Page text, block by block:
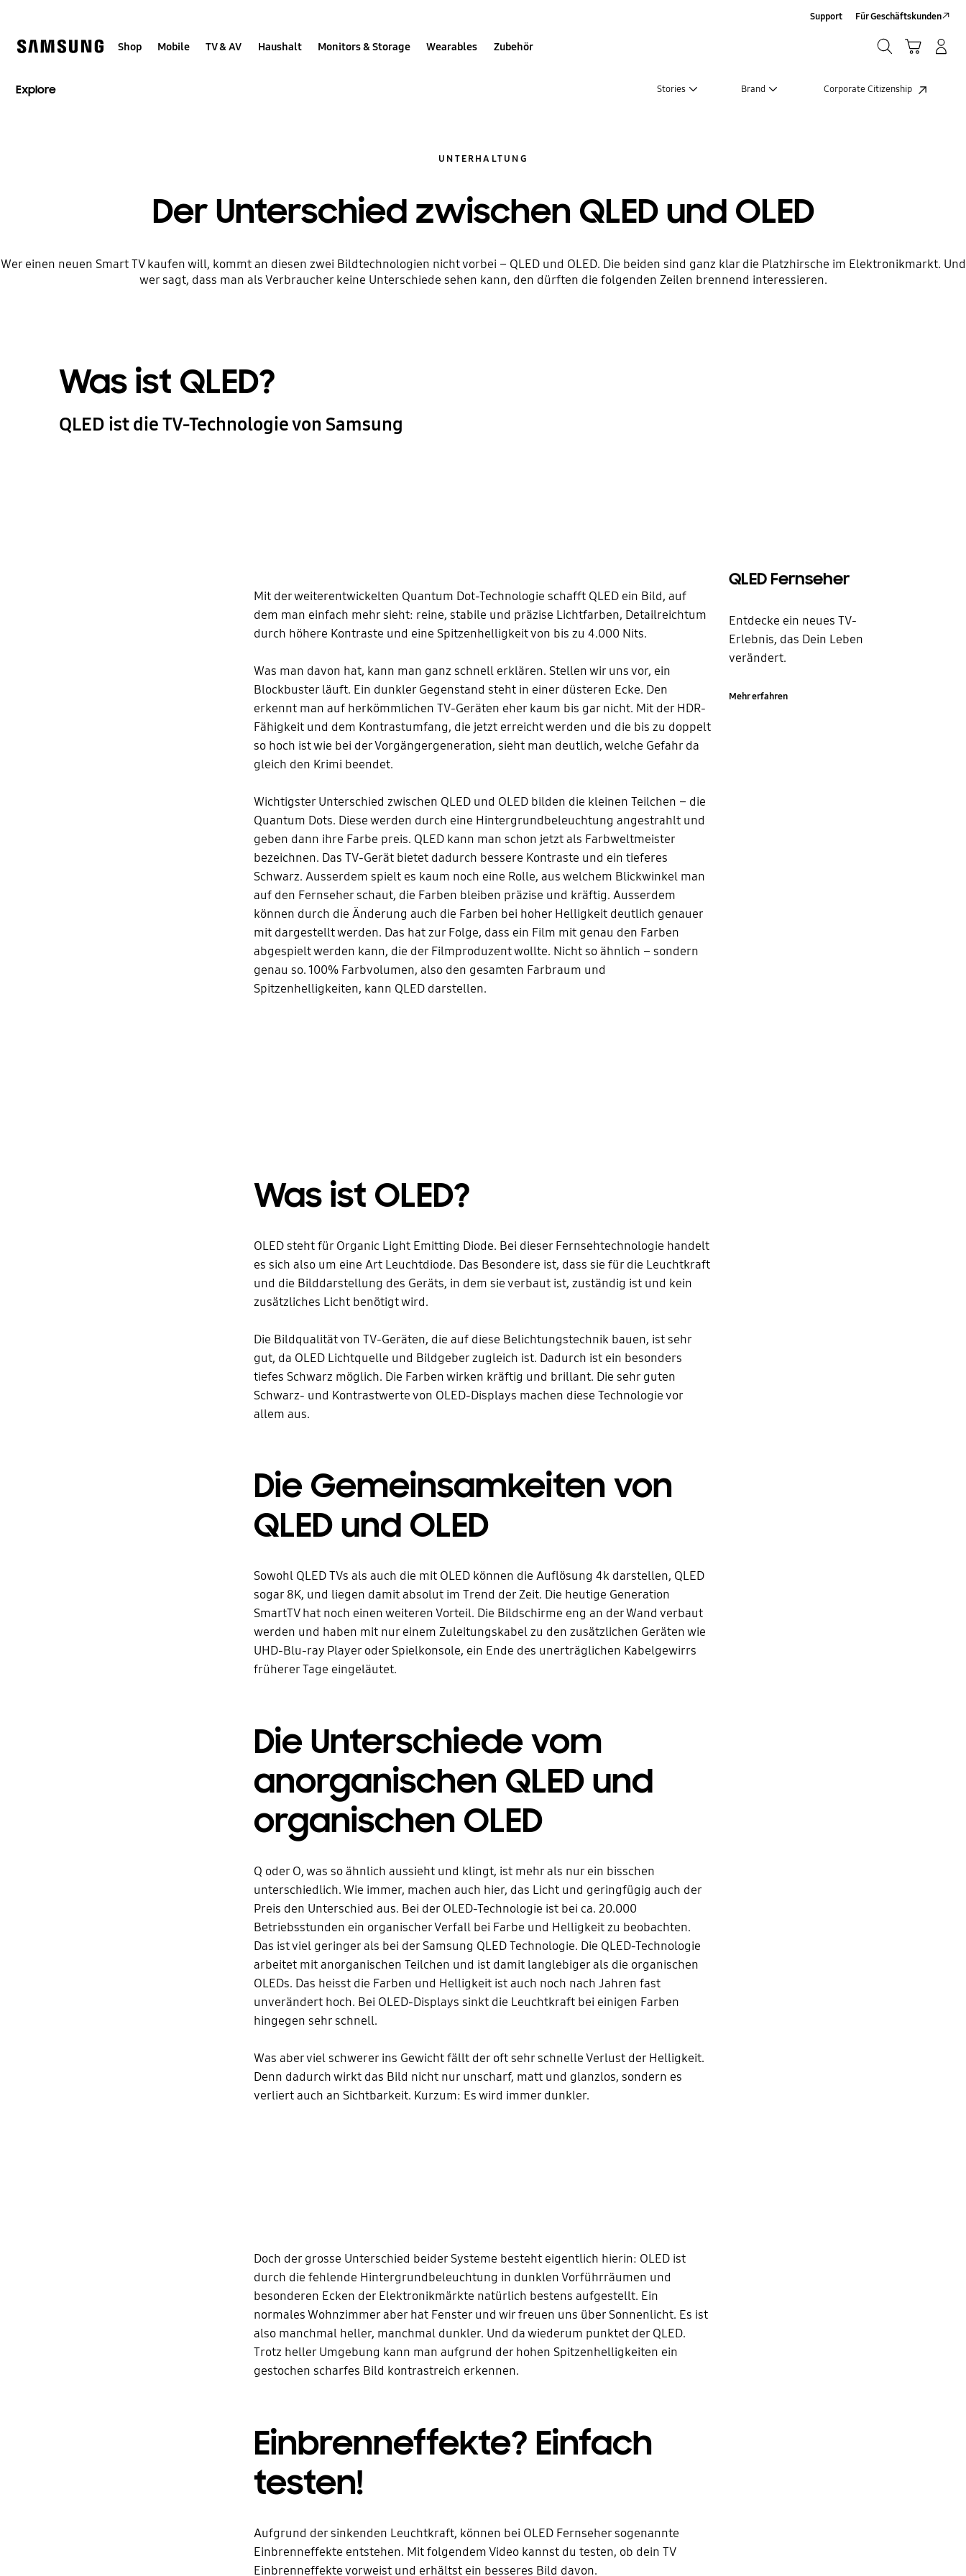
Shop Mobile TV & AV Haushalt Monitors & Storage Wearables Zubehör
Support Für Geschäftskunden
Explore Stories Brand Corporate Citizenship
UNTERHALTUNG
Der Unterschied zwischen QLED und OLED
Wer einen neuen Smart TV kaufen will, kommt an diesen zwei Bildtechnologien nicht vorbei – QLED und OLED. Die beiden sind ganz klar die Platzhirsche im Elektronikmarkt. Und
wer sagt, dass man als Verbraucher keine Unterschiede sehen kann, den dürften die folgenden Zeilen brennend interessieren.
Was ist QLED?
QLED ist die TV-Technologie von Samsung
QLED Fernseher
Entdecke ein neues TV-
Erlebnis, das Dein Leben
verändert.
Mehr erfahren
Mit der weiterentwickelten Quantum Dot-Technologie schafft QLED ein Bild, auf
dem man einfach mehr sieht: reine, stabile und präzise Lichtfarben, Detailreichtum
durch höhere Kontraste und eine Spitzenhelligkeit von bis zu 4.000 Nits.
Was man davon hat, kann man ganz schnell erklären. Stellen wir uns vor, ein
Blockbuster läuft. Ein dunkler Gegenstand steht in einer düsteren Ecke. Den
erkennt man auf herkömmlichen TV-Geräten eher kaum bis gar nicht. Mit der HDR-
Fähigkeit und dem Kontrastumfang, die jetzt erreicht werden und die bis zu doppelt
so hoch ist wie bei der Vorgängergeneration, sieht man deutlich, welche Gefahr da
gleich den Krimi beendet.
Wichtigster Unterschied zwischen QLED und OLED bilden die kleinen Teilchen – die
Quantum Dots. Diese werden durch eine Hintergrundbeleuchtung angestrahlt und
geben dann ihre Farbe preis. QLED kann man schon jetzt als Farbweltmeister
bezeichnen. Das TV-Gerät bietet dadurch bessere Kontraste und ein tieferes
Schwarz. Ausserdem spielt es kaum noch eine Rolle, aus welchem Blickwinkel man
auf den Fernseher schaut, die Farben bleiben präzise und kräftig. Ausserdem
können durch die Änderung auch die Farben bei hoher Helligkeit deutlich genauer
mit dargestellt werden. Das hat zur Folge, dass ein Film mit genau den Farben
abgespielt werden kann, die der Filmproduzent wollte. Nicht so ähnlich – sondern
genau so. 100% Farbvolumen, also den gesamten Farbraum und
Spitzenhelligkeiten, kann QLED darstellen.
Was ist OLED?
OLED steht für Organic Light Emitting Diode. Bei dieser Fernsehtechnologie handelt
es sich also um eine Art Leuchtdiode. Das Besondere ist, dass sie für die Leuchtkraft
und die Bilddarstellung des Geräts, in dem sie verbaut ist, zuständig ist und kein
zusätzliches Licht benötigt wird.
Die Bildqualität von TV-Geräten, die auf diese Belichtungstechnik bauen, ist sehr
gut, da OLED Lichtquelle und Bildgeber zugleich ist. Dadurch ist ein besonders
tiefes Schwarz möglich. Die Farben wirken kräftig und brillant. Die sehr guten
Schwarz- und Kontrastwerte von OLED-Displays machen diese Technologie vor
allem aus.
Die Gemeinsamkeiten von
QLED und OLED
Sowohl QLED TVs als auch die mit OLED können die Auflösung 4k darstellen, QLED
sogar 8K, und liegen damit absolut im Trend der Zeit. Die heutige Generation
SmartTV hat noch einen weiteren Vorteil. Die Bildschirme eng an der Wand verbaut
werden und haben mit nur einem Zuleitungskabel zu den zusätzlichen Geräten wie
UHD-Blu-ray Player oder Spielkonsole, ein Ende des unerträglichen Kabelgewirrs
früherer Tage eingeläutet.
Die Unterschiede vom
anorganischen QLED und
organischen OLED
Q oder O, was so ähnlich aussieht und klingt, ist mehr als nur ein bisschen
unterschiedlich. Wie immer, machen auch hier, das Licht und geringfügig auch der
Preis den Unterschied aus. Bei der OLED-Technologie ist bei ca. 20.000
Betriebsstunden ein organischer Verfall bei Farbe und Helligkeit zu beobachten.
Das ist viel geringer als bei der Samsung QLED Technologie. Die QLED-Technologie
arbeitet mit anorganischen Teilchen und ist damit langlebiger als die organischen
OLEDs. Das heisst die Farben und Helligkeit ist auch noch nach Jahren fast
unverändert hoch. Bei OLED-Displays sinkt die Leuchtkraft bei einigen Farben
hingegen sehr schnell.
Was aber viel schwerer ins Gewicht fällt der oft sehr schnelle Verlust der Helligkeit.
Denn dadurch wirkt das Bild nicht nur unscharf, matt und glanzlos, sondern es
verliert auch an Sichtbarkeit. Kurzum: Es wird immer dunkler.
Doch der grosse Unterschied beider Systeme besteht eigentlich hierin: OLED ist
durch die fehlende Hintergrundbeleuchtung in dunklen Vorführräumen und
besonderen Ecken der Elektronikmärkte natürlich bestens aufgestellt. Ein
normales Wohnzimmer aber hat Fenster und wir freuen uns über Sonnenlicht. Es ist
also manchmal heller, manchmal dunkler. Und da wiederum punktet der QLED.
Trotz heller Umgebung kann man aufgrund der hohen Spitzenhelligkeiten ein
gestochen scharfes Bild kontrastreich erkennen.
Einbrenneffekte? Einfach
testen!
Aufgrund der sinkenden Leuchtkraft, können bei OLED Fernseher sogenannte
Einbrenneffekte entstehen. Mit folgendem Video kannst du testen, ob dein TV
Einbrenneffekte vorweist und erhältst ein besseres Bild davon.